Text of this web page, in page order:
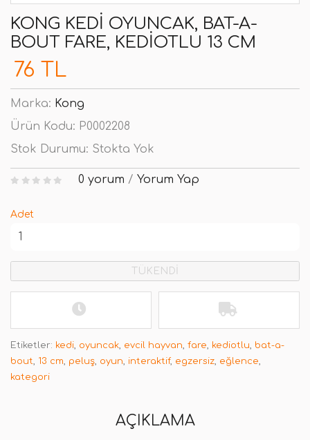
KONG KEDI OYUNCAK, BAT-A-
BOUT FARE, KEDIOTLU 13 CM
76 TL
Marka: Kong
Ürün Kodu: P0002208
Stok Durumu: Stokta Yok
0 yorum / Yorum Yap
Adet
TÜKENDİ
Etiketler: kedi, oyuncak, evcil hayvan, fare, kediotlu, bat-a-
bout, 13 cm, peluş, oyun, interaktif, egzersiz, eğlence,
kategori
AÇIKLAMA